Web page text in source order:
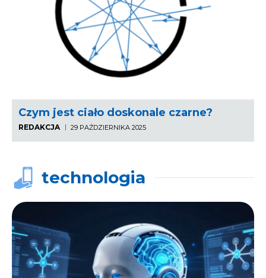
Czym jest ciało doskonale czarne?
REDAKCJA 29 PAŹDZIERNIKA 2025
technologia